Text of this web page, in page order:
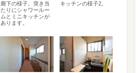
廊下の様子。突き当
たりにシャワールー
ムとミニキッチンが
あります。
キッチンの様子2。